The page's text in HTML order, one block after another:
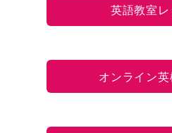
英語教室
オンライン